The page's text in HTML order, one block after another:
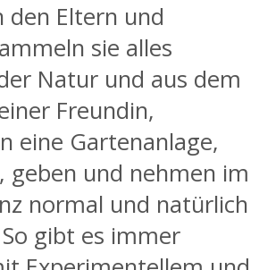
den Eltern und
sie alles
Natur und aus dem
Freundin,
eine Gartenanlage,
geben und nehmen im
normal und natürlich
gibt es immer